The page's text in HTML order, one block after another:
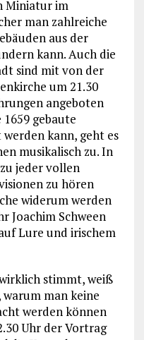
Miniatur im
man zahlreiche
aus der
kann. Auch die
sind mit von der
um 21.30
angeboten
gebaute
kann, geht es
musikalisch zu. In
jeder vollen
zu hören
widerum werden
Joachim Schween
Lure und irischem
stimmt, weiß
man keine
werden können
Uhr der Vortrag